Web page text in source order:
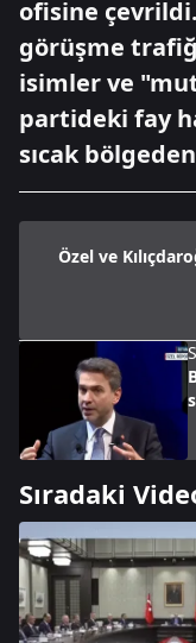
ofisine
görüşme
isimler ve
partideki fay
sıcak
Özel ve
Sıradaki